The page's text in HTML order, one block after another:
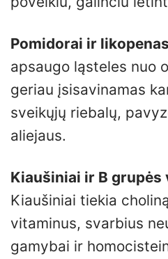
Pomidorai ir
apsaugo ląsteles nuo
geriau įsisavinamas
sveikųjų riebalų,
aliejaus.
Kiaušiniai ir B grupės
Kiaušiniai tiekia
vitaminus, svarbius
gamybai ir